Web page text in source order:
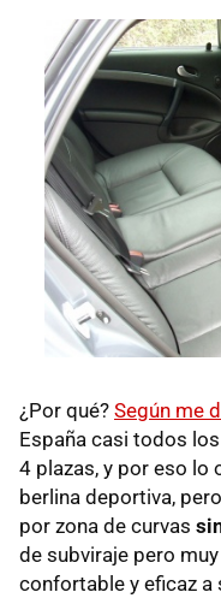
¿Por qué? Según me
España casi todos
4 plazas, y por eso lo
berlina deportiva,
por zona de curvas
de subviraje pero
confortable y eficaz a